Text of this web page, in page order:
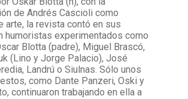
de Andrés Cascioli como
arte, la revista contó en sus
humoristas experimentados como
Blotta (padre), Miguel Brascó,
(Lino y Jorge Palacio), José
Landrú o Siulnas. Sólo unos
como Dante Panzeri, Oski y
continuaron trabajando en ella a